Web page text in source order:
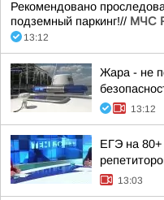
Рекомендовано
подземный паркинг!// МЧС
13:12
Жара - не
13:12
ЕГЭ на
13:03